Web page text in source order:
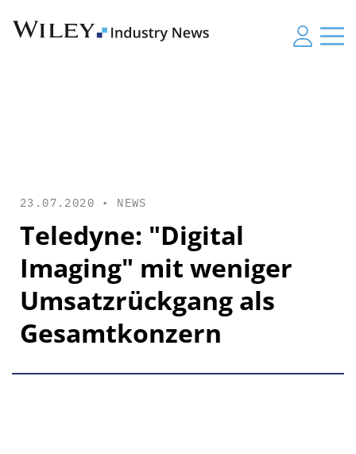
23.07.2020 • NEWS
Teledyne: "Digital
Imaging" mit weniger
Umsatzrückgang als
Gesamtkonzern